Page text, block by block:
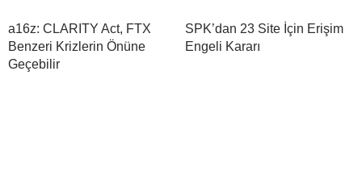
a16z: CLARITY Act, FTX
Benzeri Krizlerin Önüne
Geçebilir
SPK’dan 23 Site İçin Erişim
Engeli Kararı